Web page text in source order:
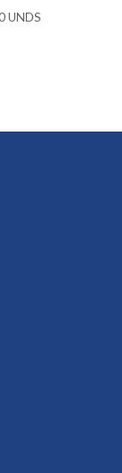
UNDS